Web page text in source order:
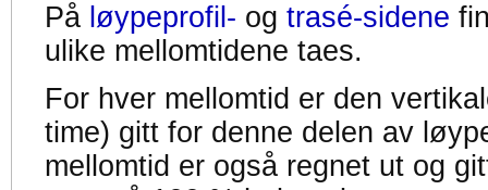
På løypeprofil- og trasé-sidene
ulike mellomtidene taes.
For hver mellomtid er den
time) gitt for denne delen av
mellomtid er også regnet ut og